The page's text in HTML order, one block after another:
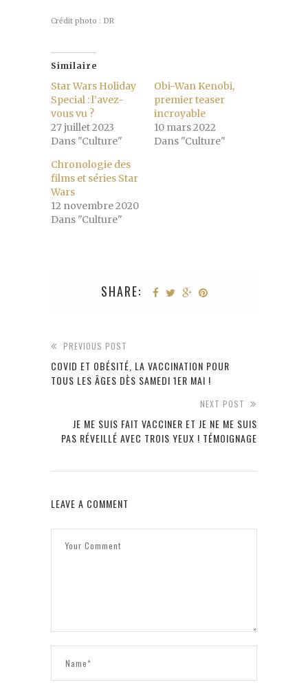
Crédit photo : DR
Similaire
Star Wars Holiday
Special : l’avez-
vous vu ?
27 juillet 2023
Dans "Culture"
Obi-Wan Kenobi,
premier teaser
incroyable
10 mars 2022
Dans "Culture"
Chronologie des
films et séries Star
Wars
12 novembre 2020
Dans "Culture"
SHARE:
PREVIOUS POST
COVID ET OBÉSITÉ, LA VACCINATION POUR
TOUS LES ÂGES DÈS SAMEDI 1ER MAI !
NEXT POST
JE ME SUIS FAIT VACCINER ET JE NE ME SUIS
PAS RÉVEILLÉ AVEC TROIS YEUX ! TÉMOIGNAGE
LEAVE A COMMENT